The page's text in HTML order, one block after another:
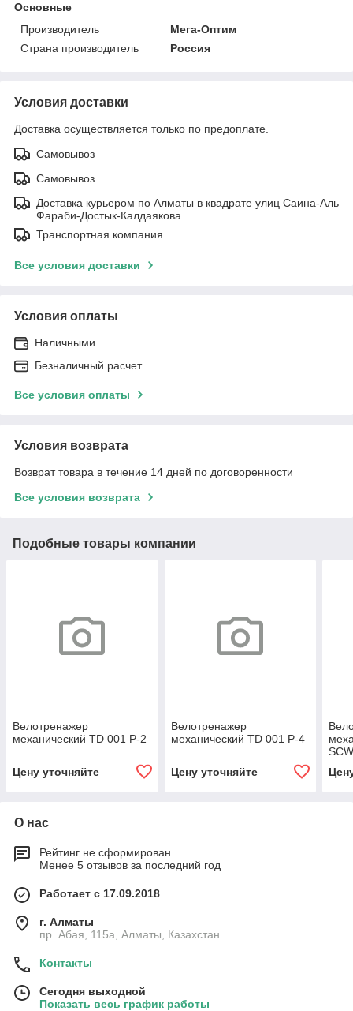
Основные
Производитель
Мега-Оптим
Страна производитель
Россия
Условия доставки
Доставка осуществляется только по предоплате.
Самовывоз
Самовывоз
Доставка курьером по Алматы в квадрате улиц Саина-Аль
Фараби-Достык-Калдаякова
Транспортная компания
Все условия доставки
Условия оплаты
Наличными
Безналичный расчет
Все условия оплаты
Условия возврата
Возврат товара в течение 14 дней по договоренности
Все условия возврата
Подобные товары компании
Велотренажер
механический TD 001 P-2
Цену уточняйте
Велотренажер
механический TD 001 P-4
Цену уточняйте
О нас
Рейтинг не сформирован
Менее 5 отзывов за последний год
Работает с 17.09.2018
г. Алматы
пр. Абая, 115а, Алматы, Казахстан
Контакты
Сегодня выходной
Показать весь график работы